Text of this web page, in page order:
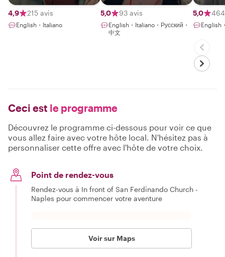
4,9 215 avis
English・Italiano
5,0 93 avis
English・Italiano・Русский・
中文
5,0
English
Ceci est le programme
Découvrez le programme ci-dessous pour voir ce que
vous allez faire avec votre hôte local. N'hésitez pas à
personnaliser cette offre avec l'hôte de votre choix.
Point de rendez-vous
Rendez-vous à In front of San Ferdinando Church -
Naples pour commencer votre aventure
Voir sur Maps